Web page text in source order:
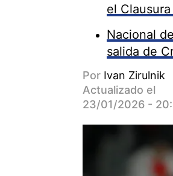
el
Nacional
salida de
Por Ivan Zirulnik
Actualizado el
23/01/2026 -